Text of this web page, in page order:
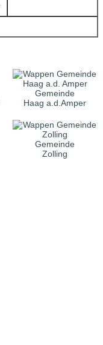
Gemeinde
Haag a.d.Amper
Gemeinde
Zolling